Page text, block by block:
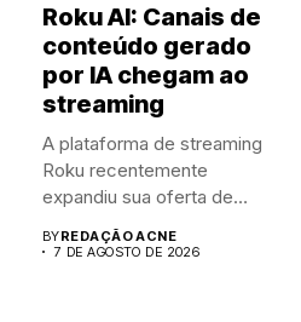
Roku AI: Canais de
conteúdo gerado
por IA chegam ao
streaming
A plataforma de streaming
Roku recentemente
expandiu sua oferta de
BYREDAÇÃO ACNE
7 DE AGOSTO DE 2026